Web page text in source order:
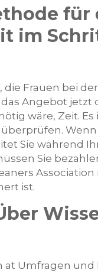
für
im
Frauen bei
Angebot jetzt
wäre, Zeit. Es
Sie während
Sie
ist.
Umfragen und